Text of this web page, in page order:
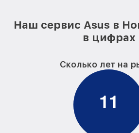
Наш сервис Asus в
в цифрах
Сколько лет на
11